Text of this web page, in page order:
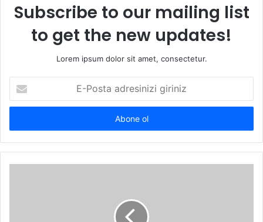
Subscribe to our mailing list
to get the new updates!
Lorem ipsum dolor sit amet, consectetur.
Posta
adresinizi